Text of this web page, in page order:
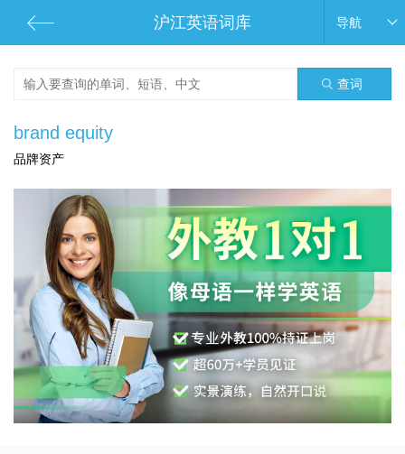
沪江英语词库 导航
查词
brand equity
品牌资产